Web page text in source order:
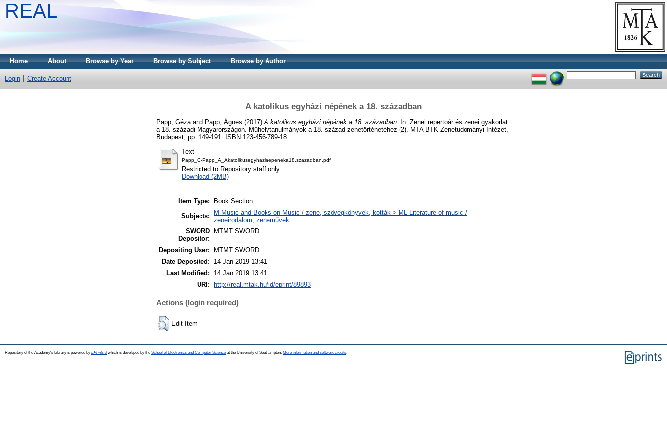
REAL
Home About Browse by Year Browse by Subject Browse by Author
Login Create Account
A katolikus egyházi népének a 18. században
Papp, Géza and Papp, Ágnes (2017) A katolikus egyházi népének a 18. században. In: Zenei repertoár és zenei gyakorlat
a 18. századi Magyarországon. Műhelytanulmányok a 18. század zenetörténetéhez (2). MTA BTK Zenetudományi Intézet,
Budapest, pp. 149-191. ISBN 123-456-789-18
Text
Papp_G-Papp_A_Akatolikusegyhazinepeneka18.szazadban.pdf
Restricted to Repository staff only
Download (2MB)
Item Type:
Book Section
Subjects:
M Music and Books on Music / zene, szövegkönyvek, kották > ML Literature of music /
zeneirodalom, zeneművek
SWORD
Depositor:
MTMT SWORD
Depositing User:
MTMT SWORD
Date Deposited:
14 Jan 2019 13:41
Last Modified:
14 Jan 2019 13:41
URI:
http://real.mtak.hu/id/eprint/89893
Actions (login required)
Edit Item
Repository of the Academy's Library is powered by EPrints 3which is developed by the School of Electronics and Computer Science at the University of Southampton. More information and software credits